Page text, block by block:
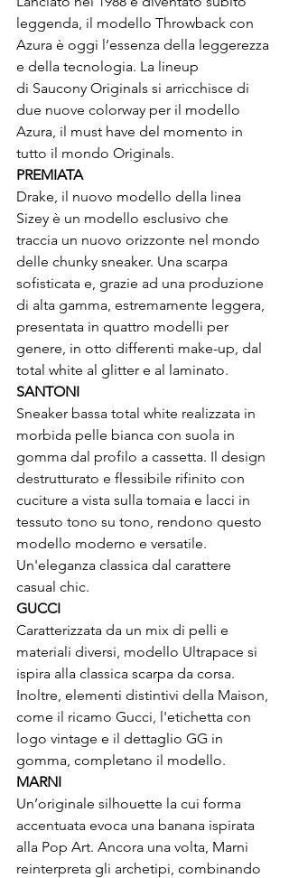
leggenda, il modello Throwback con
Azura è oggi l’essenza della leggerezza
e della tecnologia. La lineup
di Saucony Originals si arricchisce di
due nuove colorway per il modello
Azura, il must have del momento in
tutto il mondo Originals.
PREMIATA
Drake, il nuovo modello della linea
Sizey è un modello esclusivo che
traccia un nuovo orizzonte nel mondo
delle chunky sneaker. Una scarpa
sofisticata e, grazie ad una produzione
di alta gamma, estremamente leggera,
presentata in quattro modelli per
genere, in otto differenti make-up, dal
total white al glitter e al laminato.
SANTONI
Sneaker bassa total white realizzata in
morbida pelle bianca con suola in
gomma dal profilo a cassetta. Il design
destrutturato e flessibile rifinito con
cuciture a vista sulla tomaia e lacci in
tessuto tono su tono, rendono questo
modello moderno e versatile.
Un'eleganza classica dal carattere
casual chic.
GUCCI
Caratterizzata da un mix di pelli e
materiali diversi, modello Ultrapace si
ispira alla classica scarpa da corsa.
Inoltre, elementi distintivi della Maison,
come il ricamo Gucci, l'etichetta con
logo vintage e il dettaglio GG in
gomma, completano il modello.
MARNI
Un’originale silhouette la cui forma
accentuata evoca una banana ispirata
alla Pop Art. Ancora una volta, Marni
reinterpreta gli archetipi, combinando